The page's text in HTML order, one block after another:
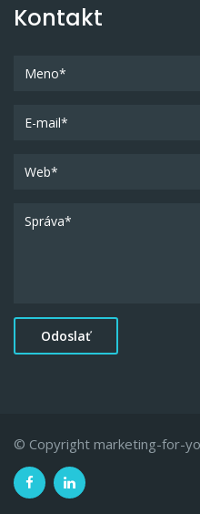
Kontakt
© Copyright marketing-for-